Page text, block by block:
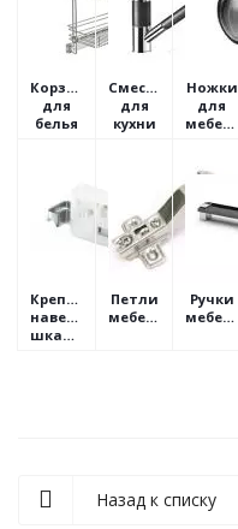
Корзины
для
белья
Смесители
для
кухни
Ножки
для
мебели
Крепления
навесных
шкафов
Петли
мебельные
Ручки
мебельные
Назад к списку